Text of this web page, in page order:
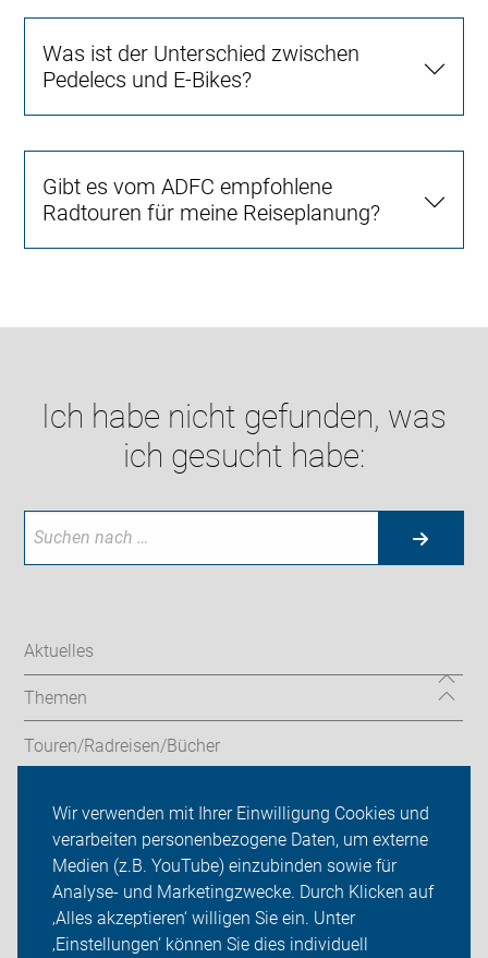
Wir verwenden mit Ihrer Einwilligung Cookies und
verarbeiten personenbezogene Daten, um externe
Medien (z.B. YouTube) einzubinden sowie für
Analyse- und Marketingzwecke. Durch Klicken auf
‚Alles akzeptieren‘ willigen Sie ein. Unter
‚Einstellungen‘ können Sie dies individuell
Was ist der Unterschied zwischen
Pedelecs und E-Bikes?
Gibt es vom ADFC empfohlene
Radtouren für meine Reiseplanung?
Ich habe nicht gefunden, was
ich gesucht habe:
Aktuelles
Themen
Touren/Radreisen/Bücher
ADFC Leverkusen
Sei dabei
Presse